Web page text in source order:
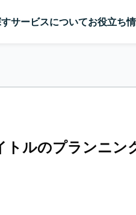
サービスについてお役立ち
ルのプランニン